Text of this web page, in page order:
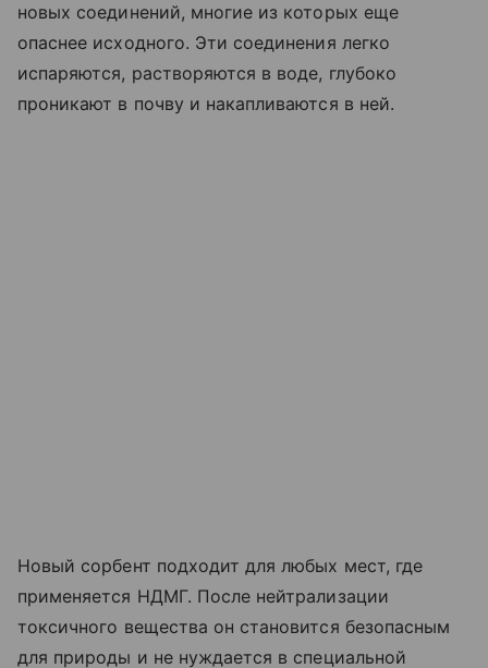
новых соединений, многие из которых еще
опаснее исходного. Эти соединения легко
испаряются, растворяются в воде, глубоко
проникают в почву и накапливаются в ней.
Новый сорбент подходит для любых мест, где
применяется НДМГ. После нейтрализации
токсичного вещества он становится безопасным
для природы и не нуждается в специальной